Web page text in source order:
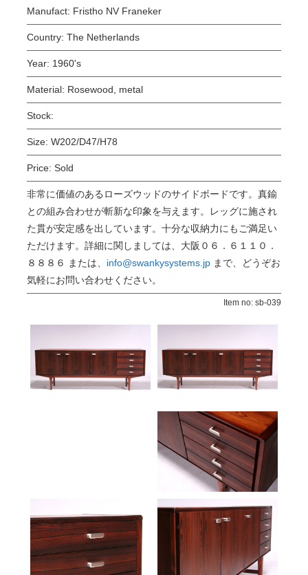
Manufact: Fristho NV Franeker
Country: The Netherlands
Year: 1960's
Material: Rosewood, metal
Stock:
Size: W202/D47/H78
Price: Sold
非常に価値のあるローズウッドのサイドボードです。真鍮
との組み合わせが斬新な印象を与えます。レッグに施され
た貫が安定感を出しています。十分な収納力にもご満足い
ただけます。詳細に関しましては、大阪０６．６１１０．
８８８６ または、 info@swankysystems.jp まで、どうぞお
気軽にお問い合わせください。
Item no: sb-039